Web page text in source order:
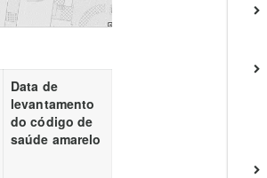
Data de
levantamento
do código de
saúde amarelo